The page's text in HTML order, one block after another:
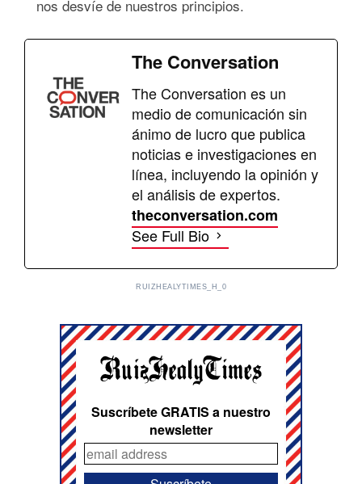
nos desvíe de nuestros principios.
The Conversation
The Conversation es un
medio de comunicación sin
ánimo de lucro que publica
noticias e investigaciones en
línea, incluyendo la opinión y
el análisis de expertos.
theconversation.com
See Full Bio
RUIZHEALYTIMES_H_0
Suscríbete GRATIS a nuestro
newsletter